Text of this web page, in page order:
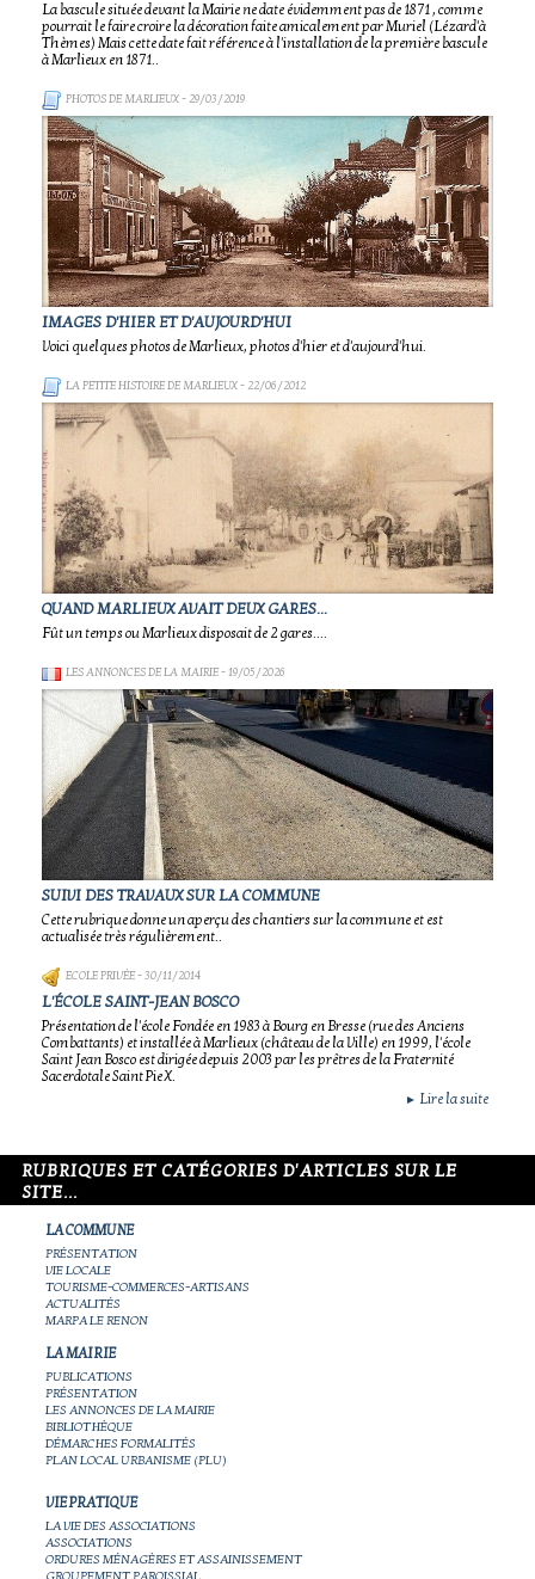
La bascule située devant la Mairie ne date évidemment pas de 1871 , comme
pourrait le faire croire la décoration faite amicalement par Muriel (Lézard'à
Thèmes) Mais cette date fait référence à l'installation de la première bascule
à Marlieux en 1871..
PHOTOS DE MARLIEUX- 29/03/2019
IMAGES D'HIER ET D'AUJOURD'HUI
Voici quelques photos de Marlieux, photos d'hier et d'aujourd'hui.
LA PETITE HISTOIRE DE MARLIEUX- 22/06/2012
QUAND MARLIEUX AVAIT DEUX GARES...
Fût un temps ou Marlieux disposait de 2 gares....
LES ANNONCES DE LA MAIRIE- 19/05/2026
SUIVI DES TRAVAUX SUR LA COMMUNE
Cette rubrique donne un aperçu des chantiers sur la commune et est
actualisée très régulièrement..
ECOLE PRIVÉE- 30/11/2014
L'ÉCOLE SAINT-JEAN BOSCO
Présentation de l'école Fondée en 1983 à Bourg en Bresse (rue des Anciens
Combattants) et installée à Marlieux (château de la Ville) en 1999, l'école
Saint Jean Bosco est dirigée depuis 2003 par les prêtres de la Fraternité
Sacerdotale Saint Pie X.
► Lire la suite
RUBRIQUES ET CATÉGORIES D'ARTICLES SUR LE
SITE...
LA COMMUNE
PRÉSENTATION
VIE LOCALE
TOURISME-COMMERCES-ARTISANS
ACTUALITÉS
MARPA LE RENON
LA MAIRIE
PUBLICATIONS
PRÉSENTATION
LES ANNONCES DE LA MAIRIE
BIBLIOTHÈQUE
DÉMARCHES FORMALITÉS
PLAN LOCAL URBANISME (PLU)
VIE PRATIQUE
LA VIE DES ASSOCIATIONS
ASSOCIATIONS
ORDURES MÉNAGÈRES ET ASSAINISSEMENT